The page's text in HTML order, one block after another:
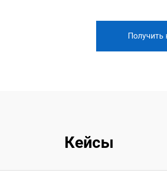
Получить
Кейсы